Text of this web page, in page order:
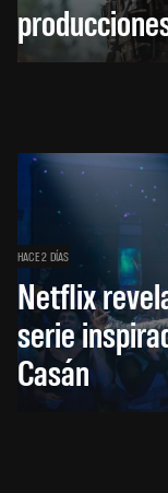
HACE 2 DÍAS
Netflix
serie
Casán